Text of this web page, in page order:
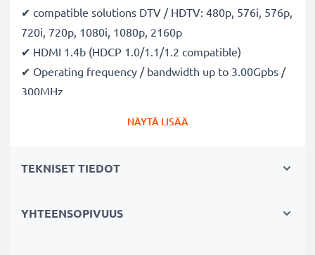
✔ compatible solutions DTV / HDTV: 480p, 576i, 576p,
720i, 720p, 1080i, 1080p, 2160p
✔ HDMI 1.4b (HDCP 1.0/1.1/1.2 compatible)
✔ Operating frequency / bandwidth up to 3.00Gpbs /
300MHz
✔ space-saving and light: 62 x 51 x 11mm, 29g (just
✔ Colour: black
NÄYTÄ LISÄÄ
TEKNISET TIEDOT
YHTEENSOPIVUUS